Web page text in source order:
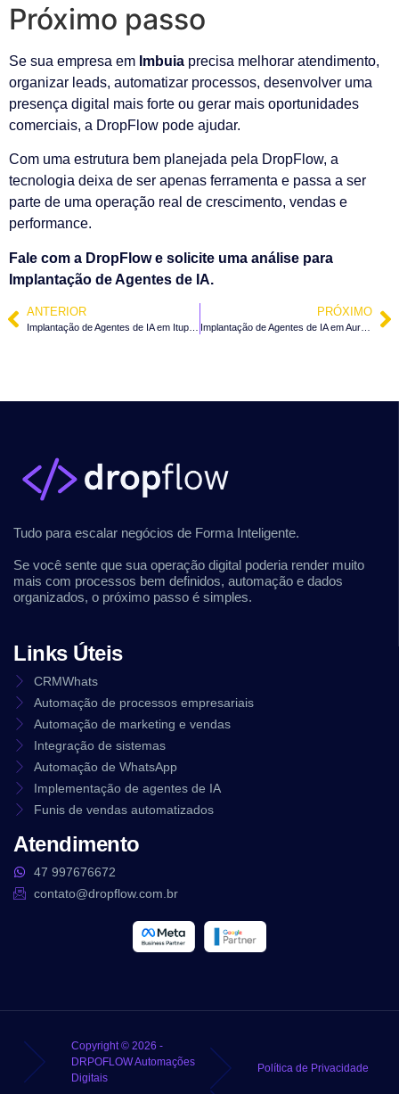
Próximo passo
Se sua empresa em Imbuia precisa melhorar atendimento,
organizar leads, automatizar processos, desenvolver uma
presença digital mais forte ou gerar mais oportunidades
comerciais, a DropFlow pode ajudar.
Com uma estrutura bem planejada pela DropFlow, a
tecnologia deixa de ser apenas ferramenta e passa a ser
parte de uma operação real de crescimento, vendas e
performance.
Fale com a DropFlow e solicite uma análise para
Implantação de Agentes de IA.
ANTERIOR PRÓXIMO
Implantação de Agentes de IA em Aurora – SC
Tudo para escalar negócios de Forma Inteligente.
Se você sente que sua operação digital poderia render muito
mais com processos bem definidos, automação e dados
organizados, o próximo passo é simples.
Links Úteis
CRMWhats
Automação de processos empresariais
Automação de marketing e vendas
Integração de sistemas
Automação de WhatsApp
Implementação de agentes de IA
Funis de vendas automatizados
Atendimento
47 997676672
contato@dropflow.com.br
Copyright © 2026 -
DRPOFLOW Automações
Digitais
Política de Privacidade